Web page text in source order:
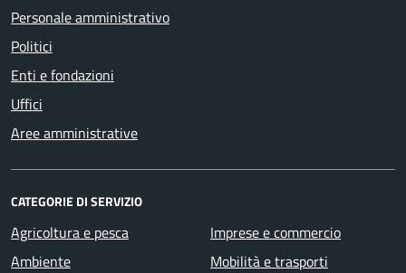
Personale amministrativo
Politici
Enti e fondazioni
Uffici
Aree amministrative
CATEGORIE DI SERVIZIO
Agricoltura e pesca
Ambiente
Imprese e commercio
Mobilità e trasporti